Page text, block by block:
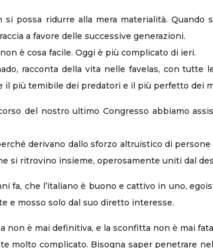
possa ridurre alla mera materialità.
a favore delle successive generazioni.
è cosa facile. Oggi è più complicato di ieri.
racconta della vita nelle favelas, con tutte
il più temibile dei predatori e il più perfetto dei
del nostro ultimo Congresso abbiamo
derivano dallo sforzo altruistico di
si ritrovino insieme, operosamente uniti dal
fa, che l’italiano è buono e cattivo in uno,
e mosso solo dal suo diretto interesse.
non è mai definitiva, e la sconfitta non è mai
molto complicato. Bisogna saper penetrare